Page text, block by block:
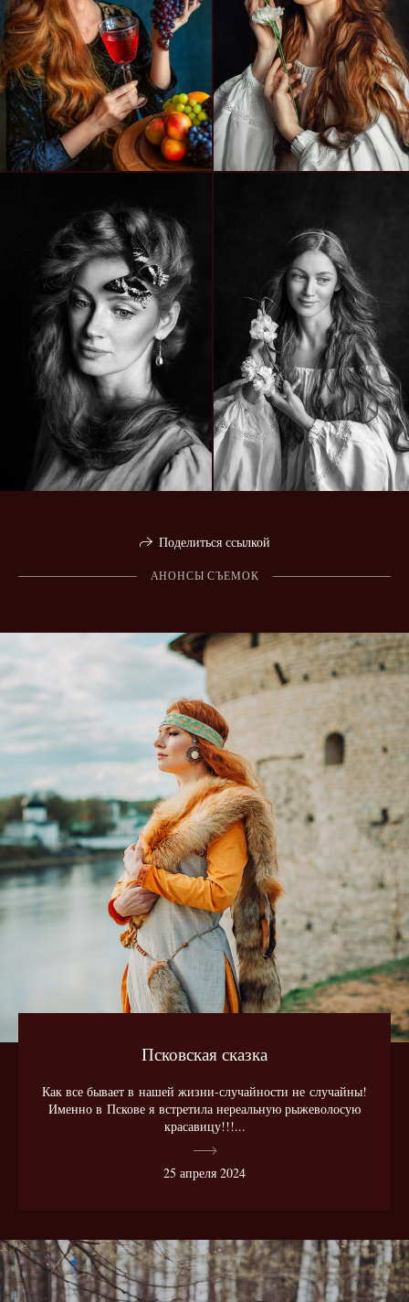
Поделиться ссылкой
АНОНСЫ СЪЕМОК
Псковская сказка
Как все бывает в нашей жизни-случайности не случайны!
Именно в Пскове я встретила нереальную рыжеволосую
красавицу!!!...
25 апреля 2024